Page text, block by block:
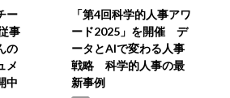
ー
事
の
メ
中
「第4回科学的人事アワ
ード2025」を開催 デ
ータとAIで変わる人事
戦略 科学的人事の最
新事例